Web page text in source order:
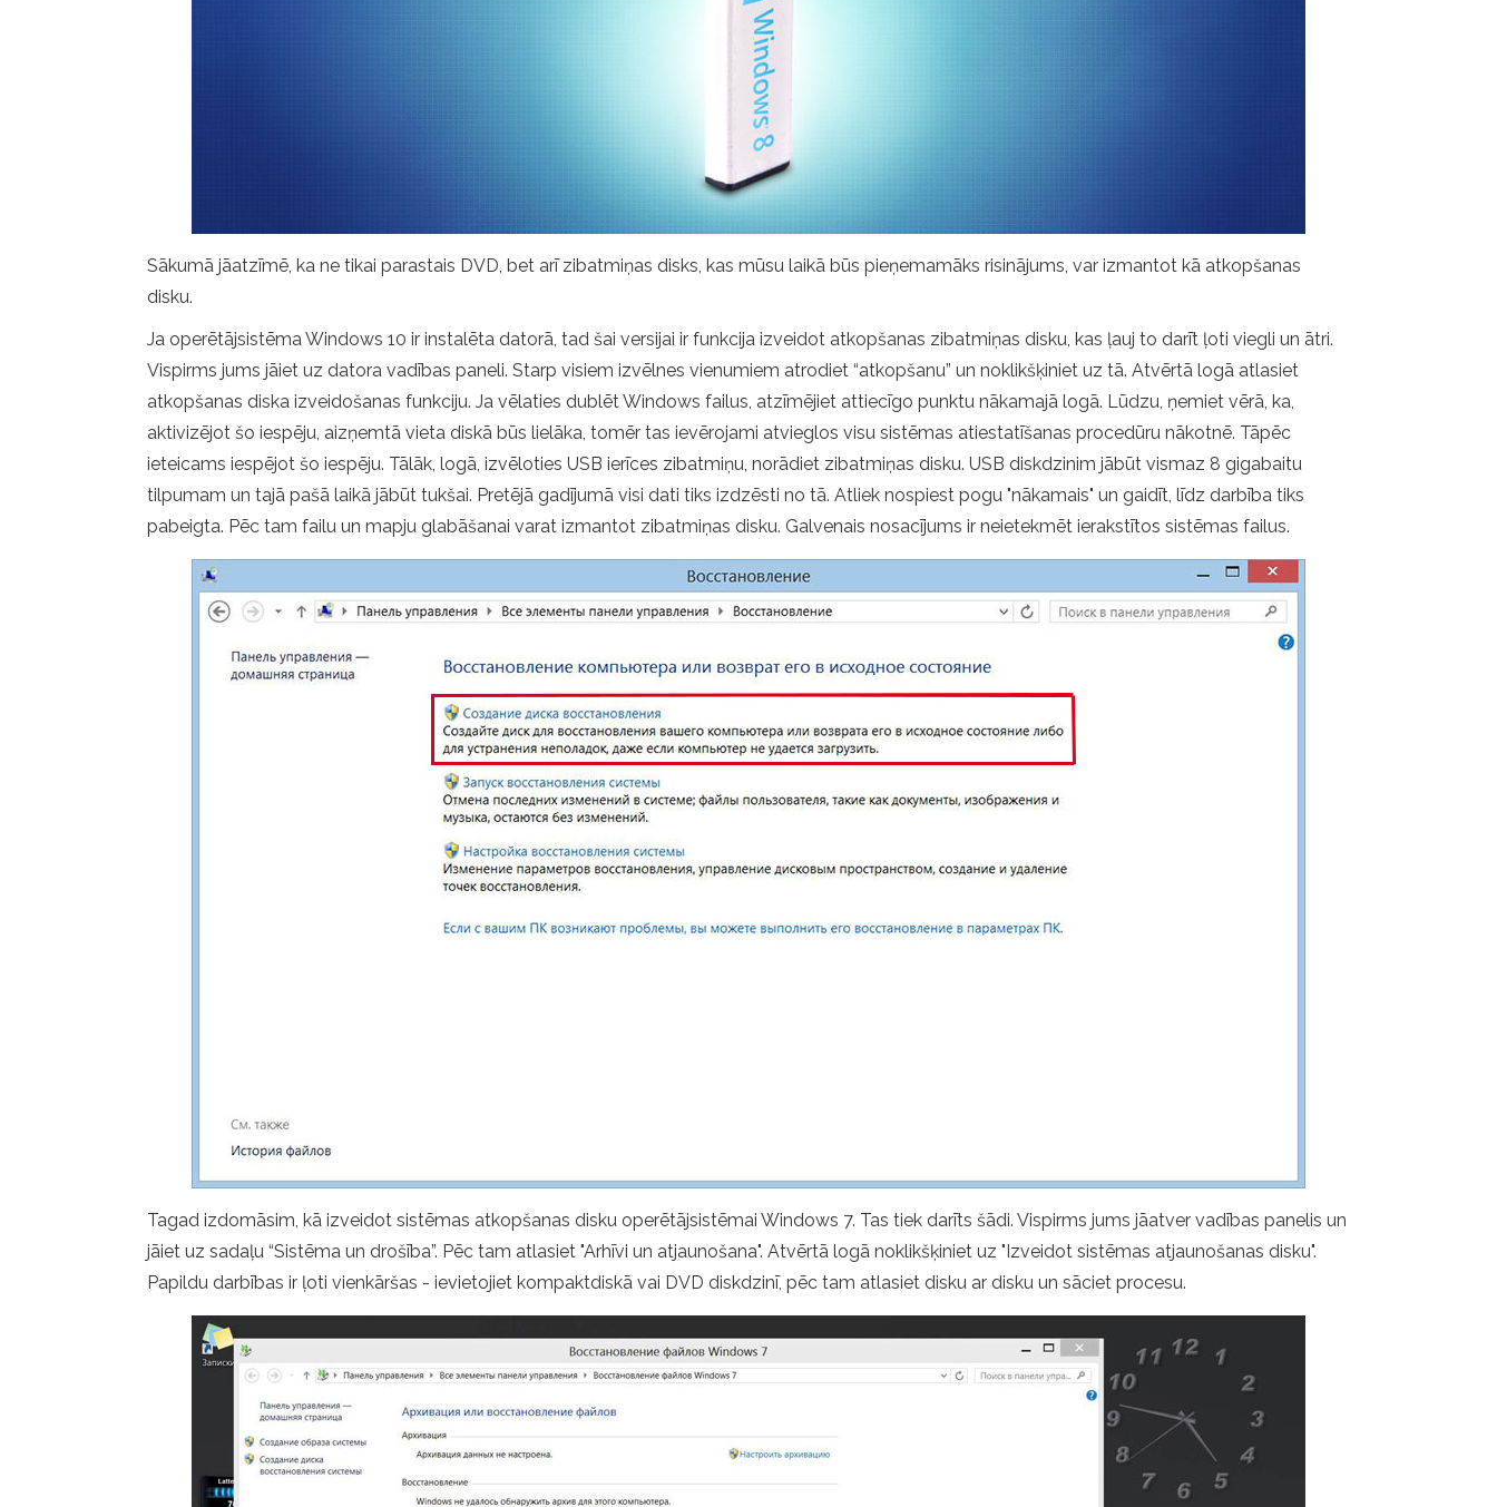
Sākumā jāatzīmē, ka ne tikai parastais DVD, bet arī zibatmiņas disks, kas mūsu laikā būs pieņemamāks risinājums, var izmantot kā atkopšanas
disku.
Ja operētājsistēma Windows 10 ir instalēta datorā, tad šai versijai ir funkcija izveidot atkopšanas zibatmiņas disku, kas ļauj to darīt ļoti viegli un ātri.
Vispirms jums jāiet uz datora vadības paneli. Starp visiem izvēlnes vienumiem atrodiet “atkopšanu” un noklikšķiniet uz tā. Atvērtā logā atlasiet
atkopšanas diska izveidošanas funkciju. Ja vēlaties dublēt Windows failus, atzīmējiet attiecīgo punktu nākamajā logā. Lūdzu, ņemiet vērā, ka,
aktivizējot šo iespēju, aizņemtā vieta diskā būs lielāka, tomēr tas ievērojami atvieglos visu sistēmas atiestatīšanas procedūru nākotnē. Tāpēc
ieteicams iespējot šo iespēju. Tālāk, logā, izvēloties USB ierīces zibatmiņu, norādiet zibatmiņas disku. USB diskdzinim jābūt vismaz 8 gigabaitu
tilpumam un tajā pašā laikā jābūt tukšai. Pretējā gadījumā visi dati tiks izdzēsti no tā. Atliek nospiest pogu "nākamais" un gaidīt, līdz darbība tiks
pabeigta. Pēc tam failu un mapju glabāšanai varat izmantot zibatmiņas disku. Galvenais nosacījums ir neietekmēt ierakstītos sistēmas failus.
Tagad izdomāsim, kā izveidot sistēmas atkopšanas disku operētājsistēmai Windows 7. Tas tiek darīts šādi. Vispirms jums jāatver vadības panelis un
jāiet uz sadaļu “Sistēma un drošība”. Pēc tam atlasiet "Arhīvi un atjaunošana". Atvērtā logā noklikšķiniet uz "Izveidot sistēmas atjaunošanas disku".
Papildu darbības ir ļoti vienkāršas - ievietojiet kompaktdiskā vai DVD diskdzinī, pēc tam atlasiet disku ar disku un sāciet procesu.